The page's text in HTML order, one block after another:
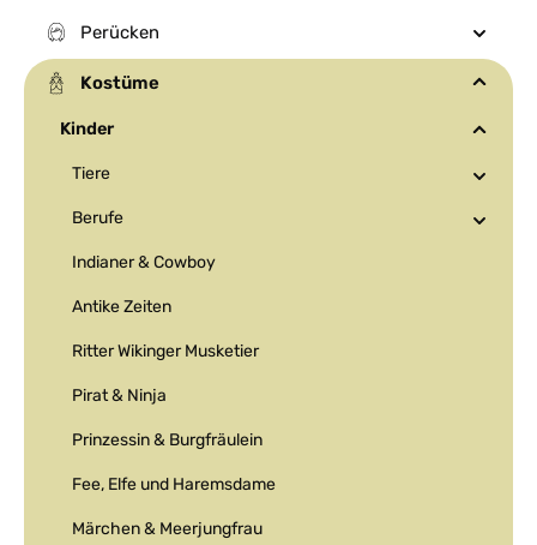
Perücken
Kostüme
Kinder
Tiere
Berufe
Indianer & Cowboy
Antike Zeiten
Ritter Wikinger Musketier
Pirat & Ninja
Prinzessin & Burgfräulein
Fee, Elfe und Haremsdame
Märchen & Meerjungfrau